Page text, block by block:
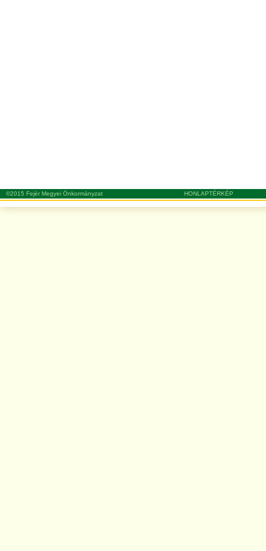
©2015 Fejér Megyei Önkormányzat HONLAPTÉRKÉP